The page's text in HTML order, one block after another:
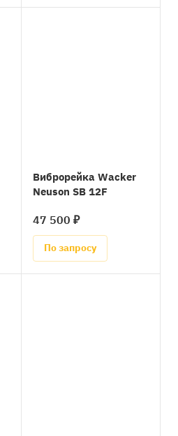
Виброрейка Wacker
Neuson SB 12F
47 500 ₽
По запросу